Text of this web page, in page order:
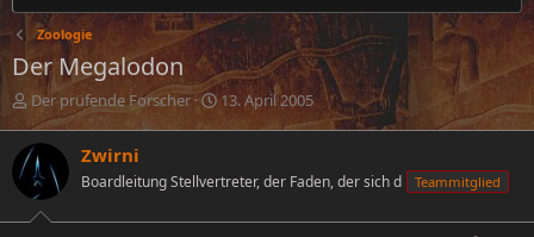
Zoologie
Der Megalodon
E
s
t
e
l
Der prüfende Forscher
E
r
e
l
13. April 2005
Zwirni
Boardleitung Stellvertreter, der Faden, der sich d Teammitglied